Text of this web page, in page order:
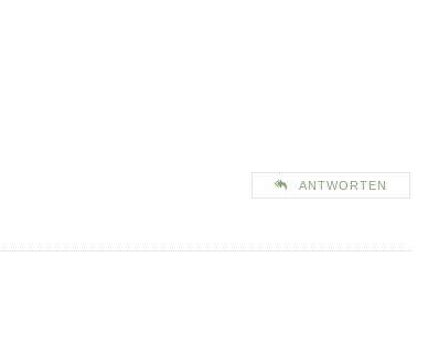
ANTWORTEN